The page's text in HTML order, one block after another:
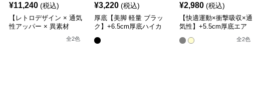
¥11,240 (税込)
【レトロデザイン × 通気
性アッパー × 異素材
MIX】+5.5cm厚底 メン
ズハイカットブーツ
全2色
¥3,220 (税込)
厚底【美脚 軽量 ブラッ
ク】+6.5cm厚底ハイカ
¥2,980 (税込)
【快適運動×衝撃吸収×通
気性】+5.5cm厚底エア
全2色